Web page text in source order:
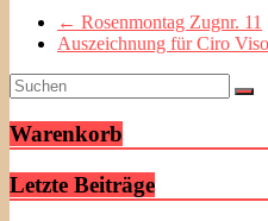
← Rosenmontag Zugnr. 11
Auszeichnung für Ciro
Warenkorb
Letzte Beiträge